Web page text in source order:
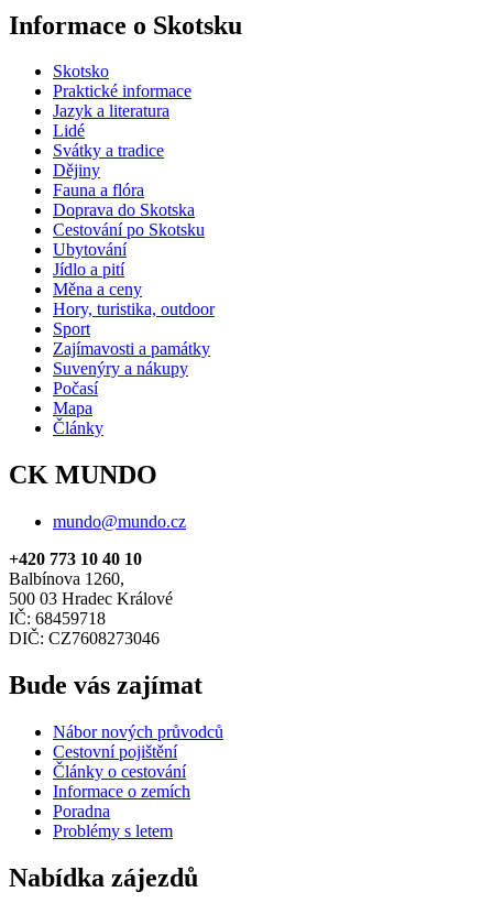
Informace o Skotsku
Skotsko
Praktické informace
Jazyk a literatura
Lidé
Svátky a tradice
Dějiny
Fauna a flóra
Doprava do Skotska
Cestování po Skotsku
Ubytování
Jídlo a pití
Měna a ceny
Hory, turistika, outdoor
Sport
Zajímavosti a památky
Suvenýry a nákupy
Počasí
Mapa
Články
CK MUNDO
mundo@mundo.cz
+420 773 10 40 10
Balbínova 1260,
500 03 Hradec Králové
IČ: 68459718
DIČ: CZ7608273046
Bude vás zajímat
Nábor nových průvodců
Cestovní pojištění
Články o cestování
Informace o zemích
Poradna
Problémy s letem
Nabídka zájezdů